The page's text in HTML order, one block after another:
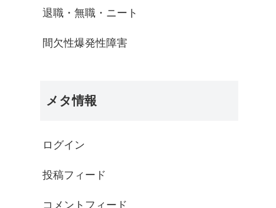
退職・無職・ニート
間欠性爆発性障害
メタ情報
ログイン
投稿フィード
コメントフィード